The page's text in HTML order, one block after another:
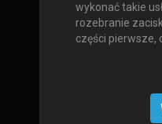
wykonać takie
rozebranie
części pierwsze,